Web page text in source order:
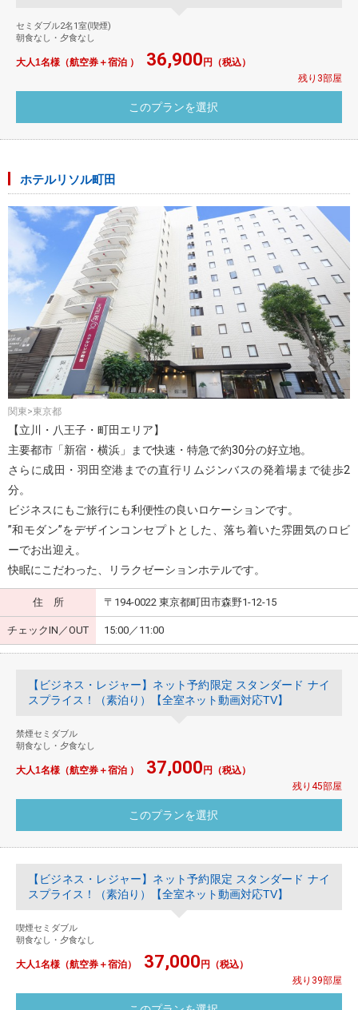
セミダブル2名1室(喫煙)
朝食なし・夕食なし
大人1名様（航空券＋宿泊 ） 36,900 円（税込）
残り3部屋
ホテルリソル町田
関東>東京都
【立川・八王子・町田エリア】
主要都市「新宿・横浜」まで快速・特急で約30分の好立地。
さらに成田・羽田空港までの直行リムジンバスの発着場まで徒歩2
分。
ビジネスにもご旅行にも利便性の良いロケーションです。
”和モダン”をデザインコンセプトとした、落ち着いた雰囲気のロビ
ーでお出迎え。
快眠にこだわった、リラクゼーションホテルです。
住 所 〒194-0022 東京都町田市森野1-12-15
チェックIN／OUT 15:00／11:00
【ビジネス・レジャー】ネット予約限定 スタンダード ナイ
スプライス！（素泊り）【全室ネット動画対応TV】
禁煙セミダブル
朝食なし・夕食なし
大人1名様（航空券＋宿泊 ） 37,000 円（税込）
残り45部屋
【ビジネス・レジャー】ネット予約限定 スタンダード ナイ
スプライス！（素泊り）【全室ネット動画対応TV】
喫煙セミダブル
朝食なし・夕食なし
大人1名様（航空券＋宿泊） 37,000 円（税込）
残り39部屋